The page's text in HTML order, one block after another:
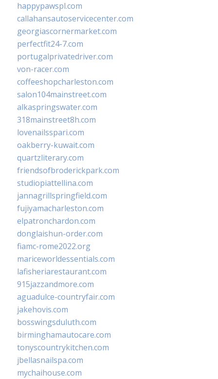
happypawspl.com
callahansautoservicecenter.com
georgiascornermarket.com
perfectfit24-7.com
portugalprivatedriver.com
von-racer.com
coffeeshopcharleston.com
salon104mainstreet.com
alkaspringswater.com
318mainstreet8h.com
lovenailsspari.com
oakberry-kuwait.com
quartzliterary.com
friendsofbroderickpark.com
studiopiattellina.com
jannagrillspringfield.com
fujiyamacharleston.com
elpatronchardon.com
donglaishun-order.com
fiamc-rome2022.org
mariceworldessentials.com
lafisheriarestaurant.com
915jazzandmore.com
aguadulce-countryfair.com
jakehovis.com
bosswingsduluth.com
birminghamautocare.com
tonyscountrykitchen.com
jbellasnailspa.com
mychaihouse.com